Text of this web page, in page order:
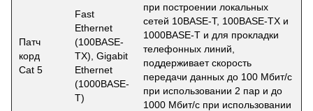
Патч
корд
Cat 5
Fast
Ethernet
(100BASE-
TX), Gigabit
Ethernet
(1000BASE-
T)
при построении локальных
сетей 10BASE-T, 100BASE-TX и
1000BASE-T и для прокладки
телефонных линий,
поддерживает скорость
передачи данных до 100 Мбит/с
при использовании 2 пар и до
1000 Мбит/с при использовании